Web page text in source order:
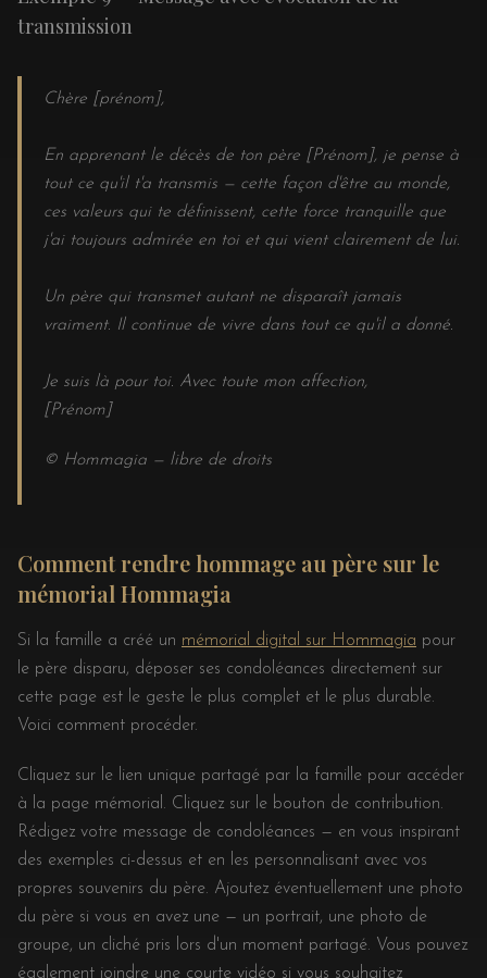
transmission
Chère [prénom],
En apprenant le décès de ton père [Prénom], je pense à
tout ce qu'il t'a transmis — cette façon d'être au monde,
ces valeurs qui te définissent, cette force tranquille que
j'ai toujours admirée en toi et qui vient clairement de lui.
Un père qui transmet autant ne disparaît jamais
vraiment. Il continue de vivre dans tout ce qu'il a donné.
Je suis là pour toi. Avec toute mon affection,
[Prénom]
© Hommagia — libre de droits
Comment rendre hommage au père sur le
mémorial Hommagia
Si la famille a créé un mémorial digital sur Hommagia pour
le père disparu, déposer ses condoléances directement sur
cette page est le geste le plus complet et le plus durable.
Voici comment procéder.
Cliquez sur le lien unique partagé par la famille pour accéder
à la page mémorial. Cliquez sur le bouton de contribution.
Rédigez votre message de condoléances — en vous inspirant
des exemples ci-dessus et en les personnalisant avec vos
propres souvenirs du père. Ajoutez éventuellement une photo
du père si vous en avez une — un portrait, une photo de
groupe, un cliché pris lors d'un moment partagé. Vous pouvez
également joindre une courte vidéo si vous souhaitez